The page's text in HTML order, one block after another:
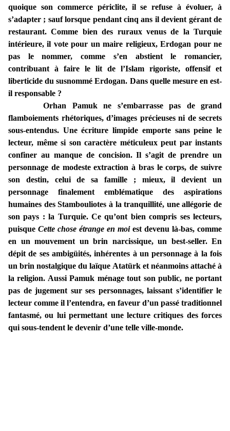
quoique son commerce périclite, il se refuse à évoluer, à
s’adapter ; sauf lorsque pendant cinq ans il devient gérant de
restaurant. Comme bien des ruraux venus de la Turquie
intérieure, il vote pour un maire religieux, Erdogan pour ne
pas le nommer, comme s’en abstient le romancier,
contribuant à faire le lit de l’Islam rigoriste, offensif et
liberticide du susnommé Erdogan. Dans quelle mesure en est-
il responsable ?
Orhan Pamuk ne s’embarrasse pas de grand
flamboiements rhétoriques, d’images précieuses ni de secrets
sous-entendus. Une écriture limpide emporte sans peine le
lecteur, même si son caractère méticuleux peut par instants
confiner au manque de concision. Il s’agit de prendre un
personnage de modeste extraction à bras le corps, de suivre
son destin, celui de sa famille ; mieux, il devient un
personnage finalement emblématique des aspirations
humaines des Stambouliotes à la tranquillité, une allégorie de
son pays : la Turquie. Ce qu’ont bien compris ses lecteurs,
puisque Cette chose étrange en moiest devenu là-bas, comme
en un mouvement un brin narcissique, un best-seller. En
dépit de ses ambigüités, inhérentes à un personnage à la fois
un brin nostalgique du laïque Atatürk et néanmoins attaché à
la religion. Aussi Pamuk ménage tout son public, ne portant
pas de jugement sur ses personnages, laissant s’identifier le
lecteur comme il l’entendra, en faveur d’un passé traditionnel
fantasmé, ou lui permettant une lecture critiques des forces
qui sous-tendent le devenir d’une telle ville-monde.